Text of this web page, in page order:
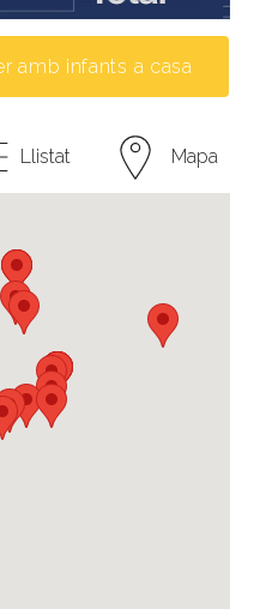
amb infants a casa
Llistat Mapa